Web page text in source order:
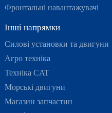
Фронтальні навантажувачі
Інші напрямки
Силові установки та двигуни
Агро техніка
Техніка CAT
Морські двигуни
Магазин запчастин